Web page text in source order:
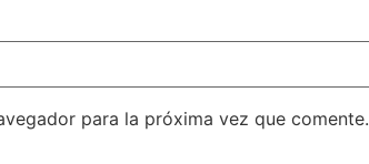
para la próxima vez que comente.